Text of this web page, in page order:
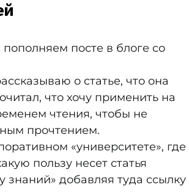
посте в блоге со
о статье, что она
что хочу применить на
чтения, чтобы не
прочтением.
«университете», где
пользу несет статья
добавляя туда ссылку